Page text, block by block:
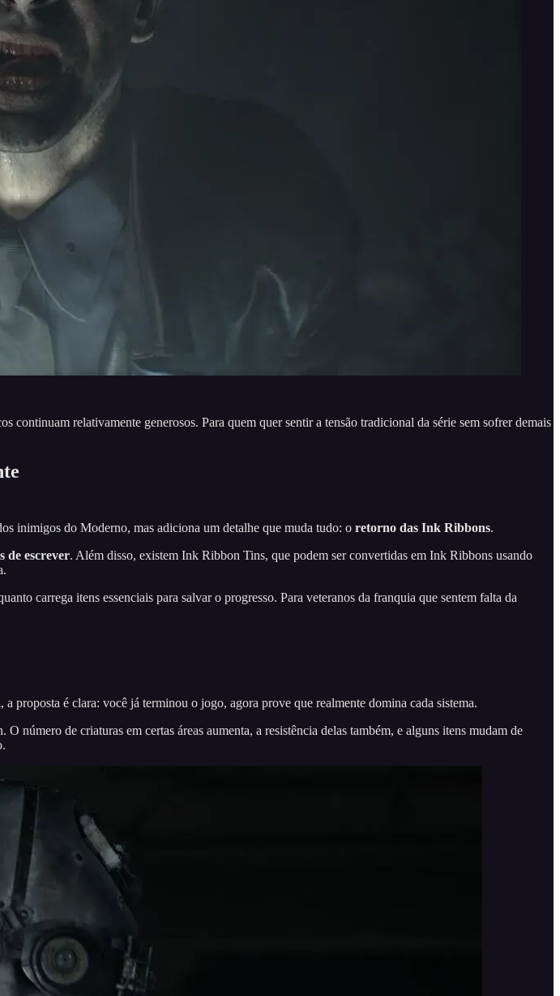
relativamente generosos. Para quem quer sentir a tensão tradicional da série sem sofrer demais
inimigos do Moderno, mas adiciona um detalhe que muda tudo: o retorno das Ink Ribbons.
de escrever. Além disso, existem Ink Ribbon Tins, que podem ser convertidas em Ink Ribbons usando
carrega itens essenciais para salvar o progresso. Para veteranos da franquia que sentem falta da
proposta é clara: você já terminou o jogo, agora prove que realmente domina cada sistema.
de criaturas em certas áreas aumenta, a resistência delas também, e alguns itens mudam de